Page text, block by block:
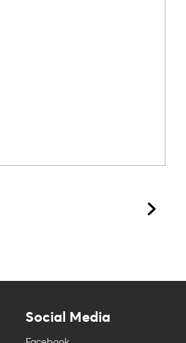
Social Media